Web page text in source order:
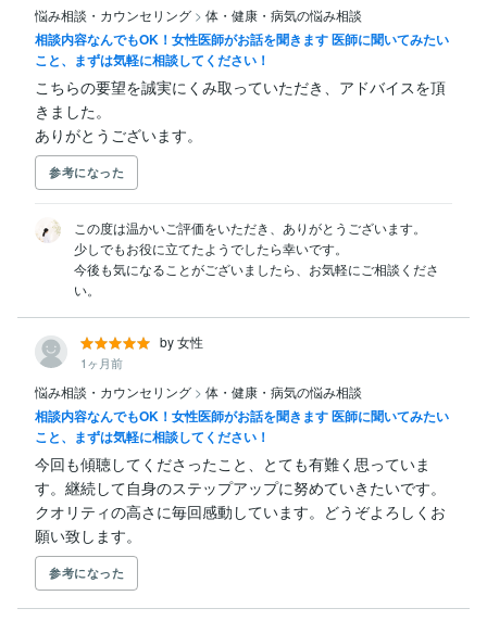
悩み相談・カウンセリング > 体・健康・病気の悩み相談
相談内容なんでもOK！女性医師がお話を聞きます 医師に聞いてみたい
こと、まずは気軽に相談してください！
こちらの要望を誠実にくみ取っていただき、アドバイスを頂
きました。
ありがとうございます。
参考になった
この度は温かいご評価をいただき、ありがとうございます。
少しでもお役に立てたようでしたら幸いです。
今後も気になることがございましたら、お気軽にご相談くださ
い。
by 女性
1ヶ月前
悩み相談・カウンセリング > 体・健康・病気の悩み相談
相談内容なんでもOK！女性医師がお話を聞きます 医師に聞いてみたい
こと、まずは気軽に相談してください！
今回も傾聴してくださったこと、とても有難く思っていま
す。継続して自身のステップアップに努めていきたいです。
クオリティの高さに毎回感動しています。どうぞよろしくお
願い致します。
参考になった